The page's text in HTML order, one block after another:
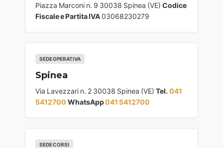
Piazza Marconi n. 9 30038 Spinea (VE) Codice
Fiscale e Partita IVA03068230279
SEDE OPERATIVA
Spinea
Via Lavezzari n. 2 30038 Spinea (VE) Tel. 041
5412700 WhatsApp041 5412700
SEDE CORSI